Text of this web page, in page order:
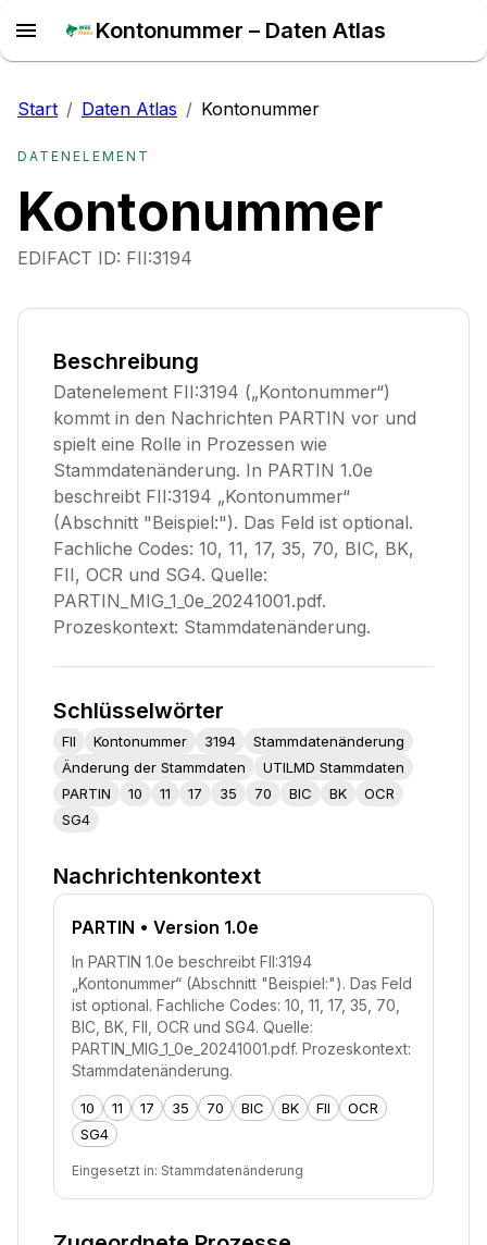
Kontonummer – Daten Atlas
Start / Daten Atlas / Kontonummer
DATENELEMENT
Kontonummer
EDIFACT ID: FII:3194
Beschreibung
Datenelement FII:3194 („Kontonummer“)
kommt in den Nachrichten PARTIN vor und
spielt eine Rolle in Prozessen wie
Stammdatenänderung. In PARTIN 1.0e
beschreibt FII:3194 „Kontonummer“
(Abschnitt "Beispiel:"). Das Feld ist optional.
Fachliche Codes: 10, 11, 17, 35, 70, BIC, BK,
FII, OCR und SG4. Quelle:
PARTIN_MIG_1_0e_20241001.pdf.
Prozeskontext: Stammdatenänderung.
Schlüsselwörter
FII Kontonummer 3194
Stammdatenänderung
Änderung der Stammdaten
UTILMD Stammdaten
PARTIN
10 11 17 35 70 BIC BK
OCR
SG4
Nachrichtenkontext
PARTIN • Version 1.0e
In PARTIN 1.0e beschreibt FII:3194
„Kontonummer“ (Abschnitt "Beispiel:"). Das Feld
ist optional. Fachliche Codes: 10, 11, 17, 35, 70,
BIC, BK, FII, OCR und SG4. Quelle:
PARTIN_MIG_1_0e_20241001.pdf. Prozeskontext:
Stammdatenänderung.
10 11 17 35 70 BIC BK FII
OCR
SG4
Eingesetzt in: Stammdatenänderung